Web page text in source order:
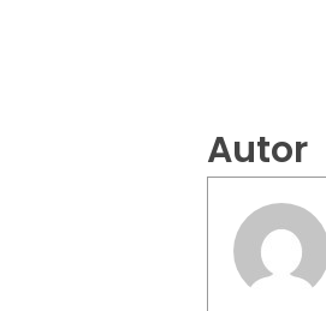
Autor